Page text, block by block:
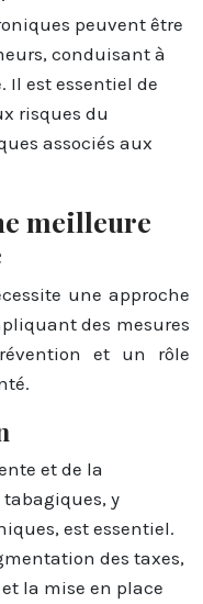
peuvent être
conduisant à
est essentiel de
risques du
associés aux
meilleure
une approche
des mesures
et un rôle
et de la
y
est essentiel.
des taxes,
la mise en place